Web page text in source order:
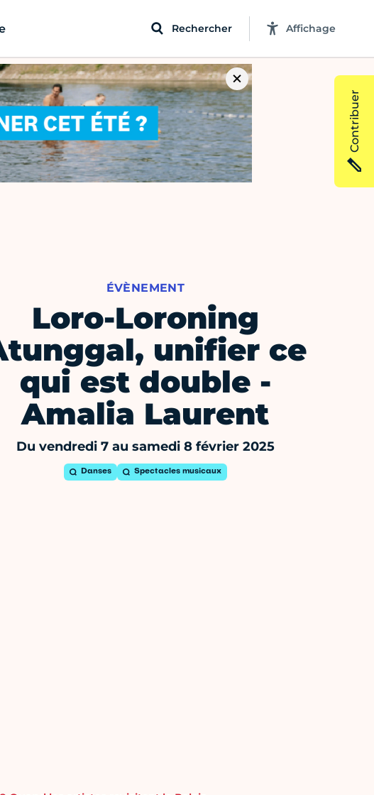
Rechercher Affichage
ÉVÈNEMENT
Loro-Loroning
unifier ce
qui est double -
Amalia Laurent
Du vendredi 7 au samedi 8 février 2025
Danses Spectacles musicaux
Contribuer